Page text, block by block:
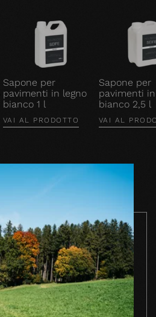
Sapone per
pavimenti in legno
bianco 1 l
VAI AL PRODOTTO
Sapone per
pavimenti
bianco 2,5 l
VAI AL